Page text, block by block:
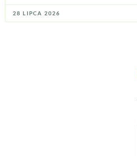
28 LIPCA 2026